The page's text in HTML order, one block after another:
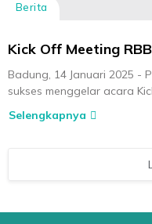
Berita
Kick Off Meeting
Badung, 14 Januari 2025 -
sukses menggelar acara
Selengkapnya